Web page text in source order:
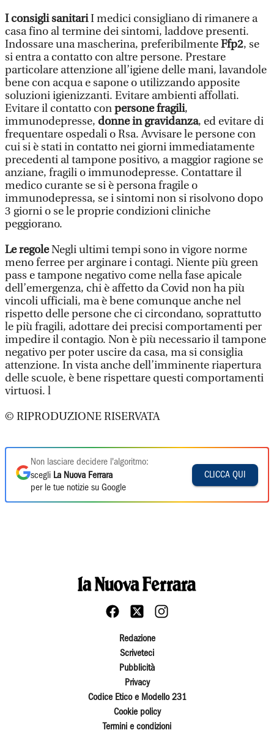
I consigli sanitariI medici consigliano di rimanere a
casa fino al termine dei sintomi, laddove presenti.
Indossare una mascherina, preferibilmenteFfp2, se
si entra a contatto con altre persone. Prestare
particolare attenzione all’igiene delle mani, lavandole
bene con acqua e sapone o utilizzando apposite
soluzioni igienizzanti. Evitare ambienti affollati.
Evitare il contatto conpersone fragili,
immunodepresse, donne in gravidanza, ed evitare di
frequentare ospedali o Rsa. Avvisare le persone con
cui si è stati in contatto nei giorni immediatamente
precedenti al tampone positivo, a maggior ragione se
anziane, fragili o immunodepresse. Contattare il
medico curante se si è persona fragile o
immunodepressa, se i sintomi non si risolvono dopo
3 giorni o se le proprie condizioni cliniche
peggiorano.
Le regoleNegli ultimi tempi sono in vigore norme
meno ferree per arginare i contagi. Niente più green
pass e tampone negativo come nella fase apicale
dell’emergenza, chi è affetto da Covid non ha più
vincoli ufficiali, ma è bene comunque anche nel
rispetto delle persone che ci circondano, soprattutto
le più fragili, adottare dei precisi comportamenti per
impedire il contagio. Non è più necessario il tampone
negativo per poter uscire da casa, ma si consiglia
attenzione. In vista anche dell’imminente riapertura
delle scuole, è bene rispettare questi comportamenti
virtuosi. l
© RIPRODUZIONE RISERVATA
Non lasciare decidere l'algoritmo:
scegli La Nuova Ferrara
per le tue notizie su Google
CLICCA QUI
Redazione
Scriveteci
Pubblicità
Privacy
Codice Etico e Modello 231
Cookie policy
Termini e condizioni